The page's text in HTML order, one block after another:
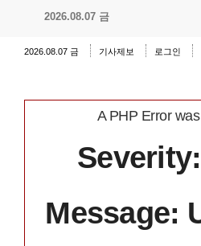
2026.08.07 금
2026.08.07 금 기사제보 로그인
A PHP Error
Message: